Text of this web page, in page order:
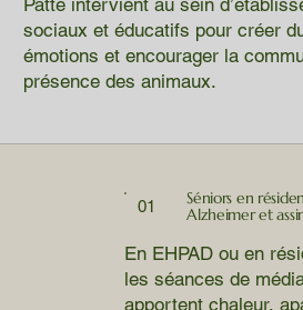
sociaux et éducatifs pour créer
émotions et encourager la
présence des animaux.
01
Séniors en
Alzheimer et
En EHPAD ou en
les séances de
apportent chaleur,